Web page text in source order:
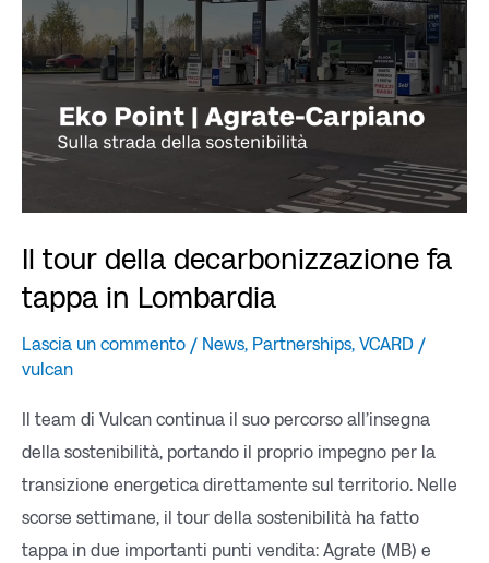
Il tour della decarbonizzazione fa
tappa in Lombardia
Lascia un commento / News, Partnerships, VCARD /
vulcan
Il team di Vulcan continua il suo percorso all’insegna
della sostenibilità, portando il proprio impegno per la
transizione energetica direttamente sul territorio. Nelle
scorse settimane, il tour della sostenibilità ha fatto
tappa in due importanti punti vendita: Agrate (MB) e
tappa
in
Lombardia